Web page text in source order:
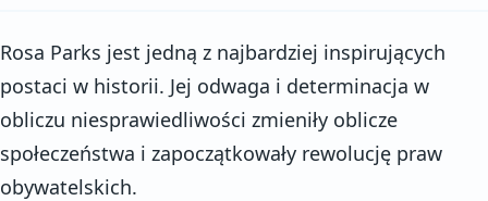
Rosa Parks jest jedną z najbardziej inspirujących
postaci w historii. Jej odwaga i determinacja w
obliczu niesprawiedliwości zmieniły oblicze
społeczeństwa i zapoczątkowały rewolucję praw
obywatelskich.